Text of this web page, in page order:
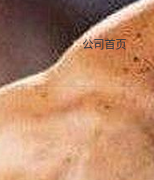
公司首页